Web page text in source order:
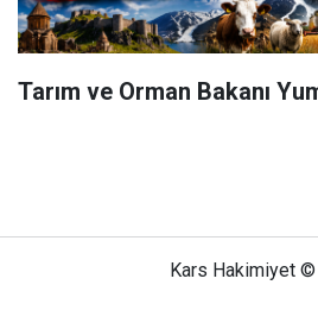
Tarım ve Orman Bakanı
Kars Hakimiyet